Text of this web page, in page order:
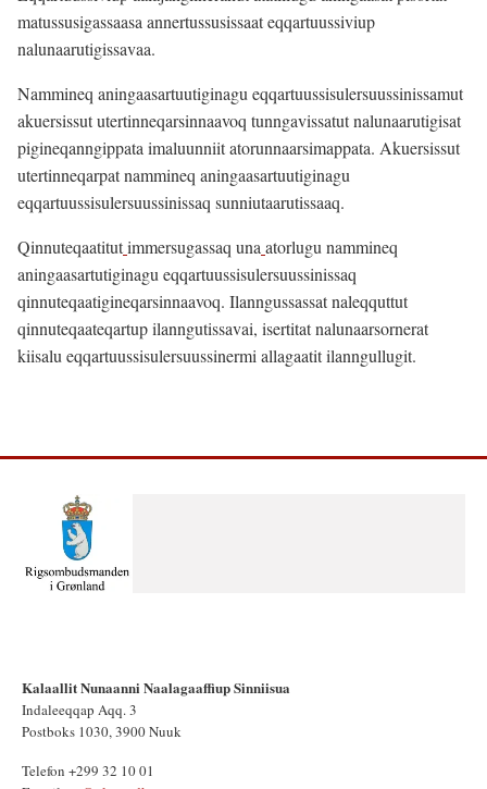
matussusigassaasa annertussusissaat eqqartuussiviup
nalunaarutigissavaa.
Nammineq aningaasartuutiginagu eqqartuussisulersuussinissamut
akuersissut utertinneqarsinnaavoq tunngavissatut nalunaarutigisat
pigineqanngippata imaluunniit atorunnaarsimappata. Akuersissut
utertinneqarpat nammineq aningaasartuutiginagu
eqqartuussisulersuussinissaq sunniutaarutissaaq.
Qinnuteqaatitutimmersugassaq una atorlugu nammineq
aningaasartutiginagu eqqartuussisulersuussinissaq
qinnuteqaatigineqarsinnaavoq. Ilanngussassat naleqquttut
qinnuteqaateqartup ilanngutissavai, isertitat nalunaarsornerat
kiisalu eqqartuussisulersuussinermi allagaatit ilanngullugit.
Kalaallit Nunaanni Naalagaaffiup Sinniisua
Indaleeqqap Aqq. 3
Postboks 1030, 3900 Nuuk
Telefon +299 32 10 01